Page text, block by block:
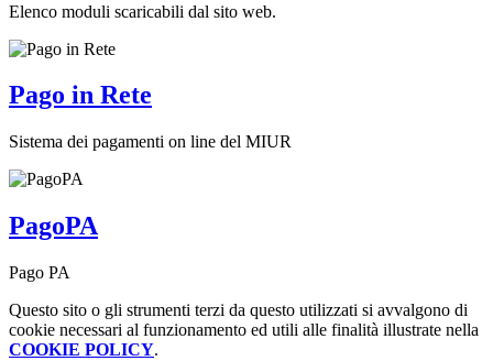
Elenco moduli scaricabili dal sito web.
Pago in Rete
Sistema dei pagamenti on line del MIUR
PagoPA
Pago PA
Questo sito o gli strumenti terzi da questo utilizzati si avvalgono di
cookie necessari al funzionamento ed utili alle finalità illustrate nella
COOKIE POLICY.